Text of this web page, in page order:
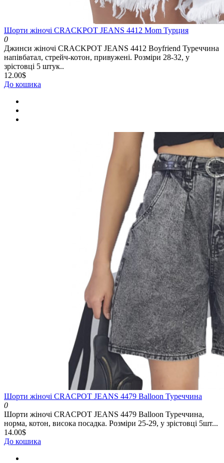
Шорти жіночі CRACKPOT JEANS 4412 Mom Турция
0
Джинси жіночі CRACKPOT JEANS 4412 Boyfriend Туреччина
напівбатал, стрейч-котон, привужені. Розміри 28-32, у
зрістовці 5 штук..
12.00$
До кошика
Шорти жіночі CRACPOT JEANS 4479 Balloon Туреччина
0
Шорти жіночі CRACPOT JEANS 4479 Balloon Туреччина,
норма, котон, висока посадка. Розміри 25-29, у зрістовці 5шт...
14.00$
До кошика